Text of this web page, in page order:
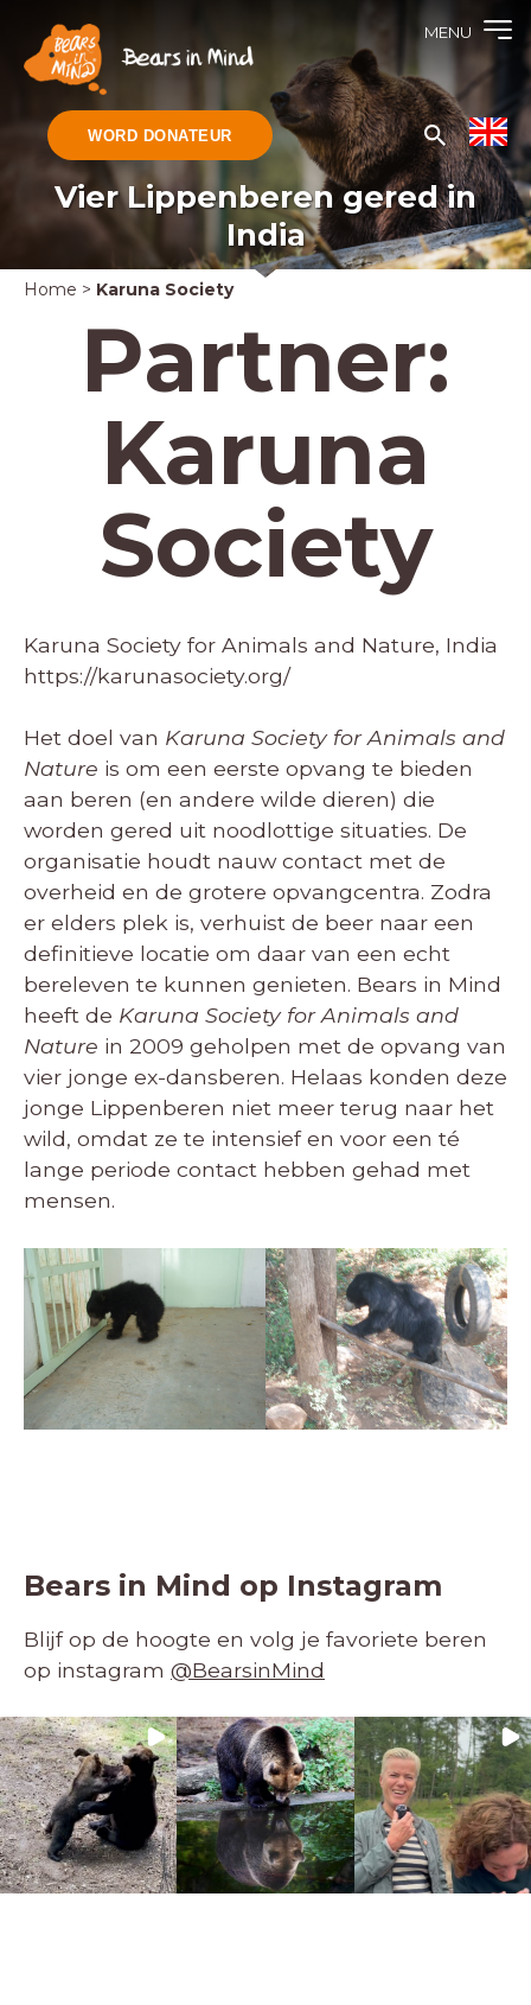
MENU
WORD DONATEUR
Vier Lippenberen gered in
India
Home > Karuna Society
Partner:
Karuna
Society
Karuna Society for Animals and Nature, India
https://karunasociety.org/
Het doel van Karuna Society for Animals and
Nature is om een eerste opvang te bieden
aan beren (en andere wilde dieren) die
worden gered uit noodlottige situaties. De
organisatie houdt nauw contact met de
overheid en de grotere opvangcentra. Zodra
er elders plek is, verhuist de beer naar een
definitieve locatie om daar van een echt
bereleven te kunnen genieten. Bears in Mind
heeft de Karuna Society for Animals and
Nature in 2009 geholpen met de opvang van
vier jonge ex-dansberen. Helaas konden deze
jonge Lippenberen niet meer terug naar het
wild, omdat ze te intensief en voor een té
lange periode contact hebben gehad met
mensen.
Bears in Mind op Instagram
Blijf op de hoogte en volg je favoriete beren
op instagram @BearsinMind